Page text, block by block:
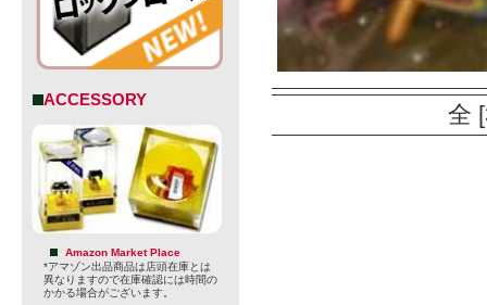
ACCESSORY
Amazon Market Place
*アマゾン出品商品は店頭在庫とは
異なりますので在庫確認には時間の
かかる場合がございます。
全